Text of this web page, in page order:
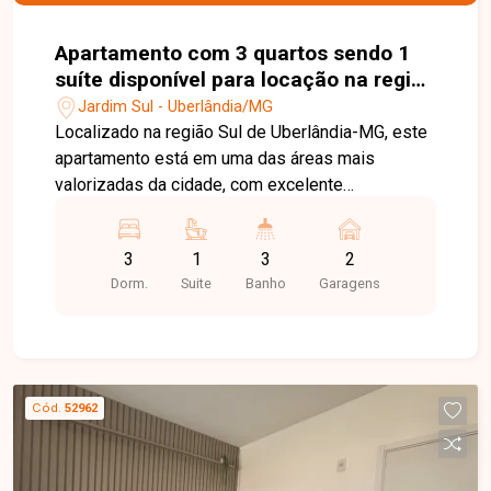
Apartamento com 3 quartos sendo 1
suíte disponível para locação na região
Sul de Uberlândia-MG
Jardim Sul - Uberlândia/MG
Localizado na região Sul de Uberlândia-MG, este
apartamento está em uma das áreas mais
valorizadas da cidade, com excelente
e proximidade com supermercados, escolas,
farmácias, restaurantes, academias e diversos
comércios e serviços, proporcionando conforto,
conforme as fotos (valor da locação a confirmar).
Dispõe de hall de entrada com lavabo, sala para
02 ambientes integrada à sacada gourmet, 03
quartos com armários embutidos, sendo 01 suíte,
3
Dorm.
1
Suite
3
Banho
2
Garagens
Cód. 52962